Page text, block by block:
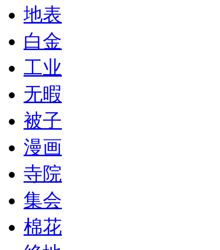
地表
白金
工业
无暇
被子
漫画
寺院
集会
棉花